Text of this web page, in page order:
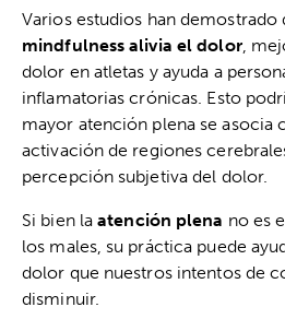
Varios estudios han demostrado
mindfulness alivia el dolor,
dolor en atletas y ayuda a
inflamatorias crónicas. Esto
mayor atención plena se asocia
activación de regiones
percepción subjetiva del dolor.
Si bien laatención plena no es
los males, su práctica puede
dolor que nuestros intentos de
disminuir.